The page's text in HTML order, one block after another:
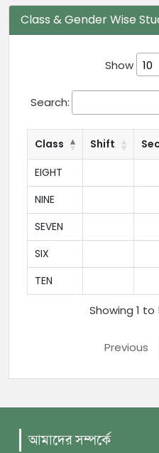
Class & Gender Wise
Show
Search:
Class Shift
EIGHT
NINE
SEVEN
SIX
TEN
Showing 1
Previous
আমাদের সম্পর্কে